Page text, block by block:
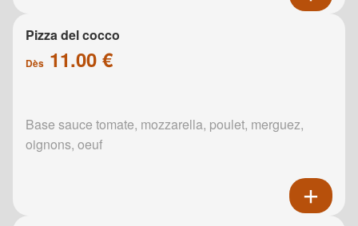
Pizza del cocco
Dès 11.00 €
Base sauce tomate, mozzarella, poulet, merguez,
oignons, oeuf